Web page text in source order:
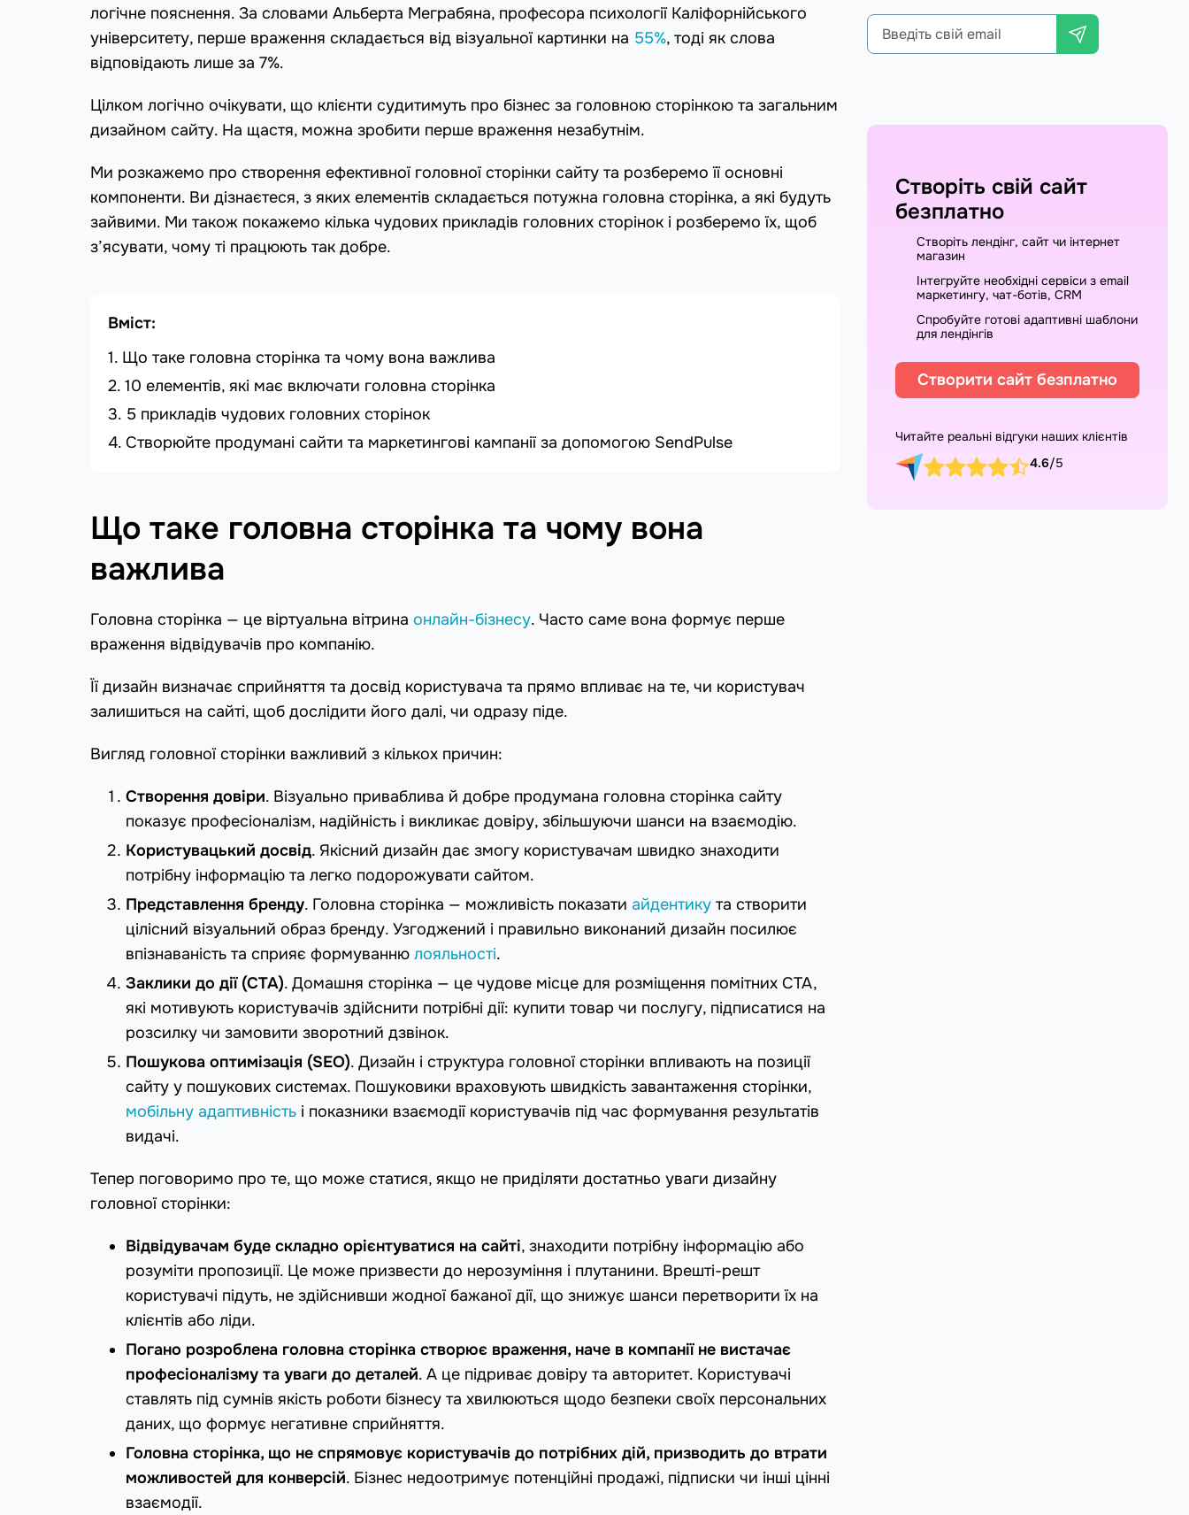
логічне пояснення. За словами Альберта Меграбяна, професора психології Каліфорнійського
університету, перше враження складається від візуальної картинки на 55%, тоді як слова
відповідають лише за 7%.
Цілком логічно очікувати, що клієнти судитимуть про бізнес за головною сторінкою та загальним
дизайном сайту. На щастя, можна зробити перше враження незабутнім.
Ми розкажемо про створення ефективної головної сторінки сайту та розберемо її основні
компоненти. Ви дізнаєтеся, з яких елементів складається потужна головна сторінка, а які будуть
зайвими. Ми також покажемо кілька чудових прикладів головних сторінок і розберемо їх, щоб
з’ясувати, чому ті працюють так добре.
Вміст:
Що таке головна сторінка та чому вона важлива
10 елементів, які має включати головна сторінка
5 прикладів чудових головних сторінок
Створюйте продумані сайти та маркетингові кампанії за допомогою SendPulse
Що таке головна сторінка та чому вона
важлива
Головна сторінка — це віртуальна вітрина онлайн-бізнесу. Часто саме вона формує перше
враження відвідувачів про компанію.
Її дизайн визначає сприйняття та досвід користувача та прямо впливає на те, чи користувач
залишиться на сайті, щоб дослідити його далі, чи одразу піде.
Вигляд головної сторінки важливий з кількох причин:
Створення довіри. Візуально приваблива й добре продумана головна сторінка сайту
показує професіоналізм, надійність і викликає довіру, збільшуючи шанси на взаємодію.
Користувацький досвід. Якісний дизайн дає змогу користувачам швидко знаходити
потрібну інформацію та легко подорожувати сайтом.
Представлення бренду. Головна сторінка — можливість показати айдентику та створити
цілісний візуальний образ бренду. Узгоджений і правильно виконаний дизайн посилює
впізнаваність та сприяє формуванню лояльності.
Заклики до дії (CTA). Домашня сторінка — це чудове місце для розміщення помітних CTA,
які мотивують користувачів здійснити потрібні дії: купити товар чи послугу, підписатися на
розсилку чи замовити зворотний дзвінок.
Пошукова оптимізація (SEO). Дизайн і структура головної сторінки впливають на позиції
сайту у пошукових системах. Пошуковики враховують швидкість завантаження сторінки,
мобільну адаптивність і показники взаємодії користувачів під час формування результатів
видачі.
Тепер поговоримо про те, що може статися, якщо не приділяти достатньо уваги дизайну
головної сторінки:
Відвідувачам буде складно орієнтуватися на сайті, знаходити потрібну інформацію або
розуміти пропозиції. Це може призвести до нерозуміння і плутанини. Врешті-решт
користувачі підуть, не здійснивши жодної бажаної дії, що знижує шанси перетворити їх на
клієнтів або ліди.
Погано розроблена головна сторінка створює враження, наче в компанії не вистачає
професіоналізму та уваги до деталей. А це підриває довіру та авторитет. Користувачі
ставлять під сумнів якість роботи бізнесу та хвилюються щодо безпеки своїх персональних
даних, що формує негативне сприйняття.
Головна сторінка, що не спрямовує користувачів до потрібних дій, призводить до втрати
можливостей для конверсій. Бізнес недоотримує потенційні продажі, підписки чи інші цінні
взаємодії.
Створіть свій сайт
безплатно
Створіть лендінг, сайт чи інтернет
магазин
Інтегруйте необхідні сервіси з email
маркетингу, чат-ботів, CRM
Спробуйте готові адаптивні шаблони
для лендінгів
Створити сайт безплатно
Читайте реальні відгуки наших клієнтів
4.6/5